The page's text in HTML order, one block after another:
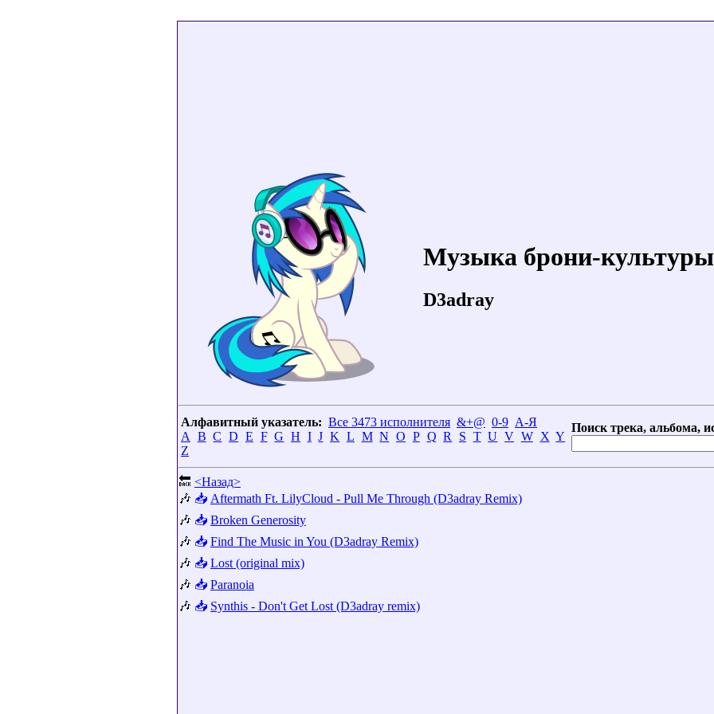
Музыка брони-культуры
D3adray
Алфавитный указатель: Все 3473 исполнителя &+@ 0-9 А-Я
A
B C D E F G H I J K L M N O P Q R S T U V W X Y
Z
Поиск трека, альбома,
🔙 <Назад>
🎶 📥 Aftermath Ft. LilyCloud - Pull Me Through (D3adray Remix)
🎶 📥 Broken Generosity
🎶 📥 Find The Music in You (D3adray Remix)
🎶 📥 Lost (original mix)
🎶 📥 Paranoia
🎶 📥 Synthis - Don't Get Lost (D3adray remix)